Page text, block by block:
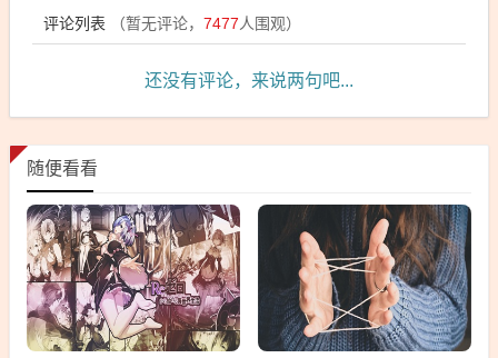
评论列表 （暂无评论， 7477人围观）
还没有评论，来说两句吧...
随便看看